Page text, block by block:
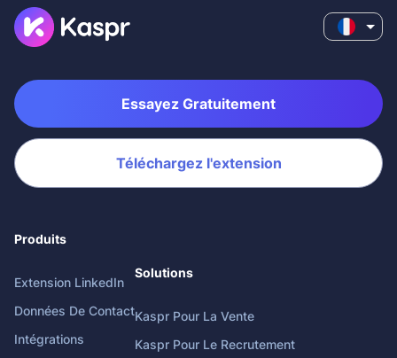
Essayez Gratuitement
Téléchargez l'extension
Produits
Extension LinkedIn
Données De Contact
Intégrations
Solutions
Kaspr Pour La Vente
Kaspr Pour Le Recrutement